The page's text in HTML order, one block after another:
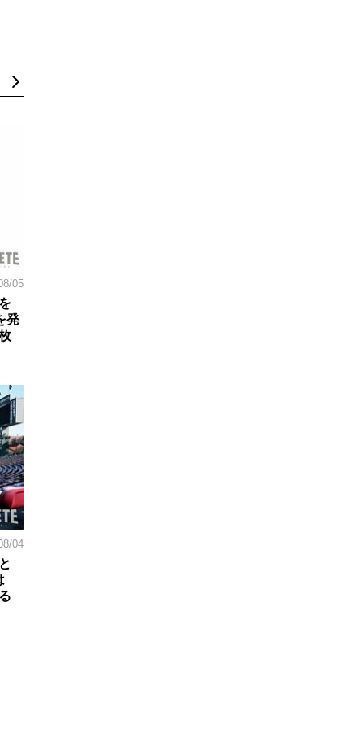
05
発
04